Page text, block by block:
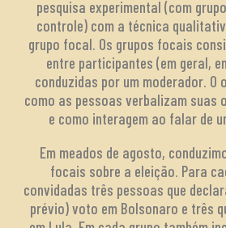
pesquisa experimental (com
controle) com a técnica
grupo focal. Os grupos focais
entre participantes (em geral,
conduzidas por um moderador. O
como as pessoas verbalizam suas
e como interagem ao falar de
Em meados de agosto,
focais sobre a eleição. Para
convidadas três pessoas que
prévio) voto em Bolsonaro e três